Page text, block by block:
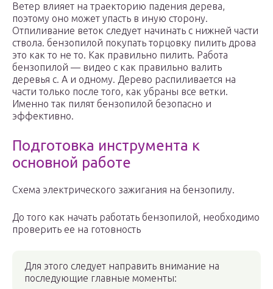
Ветер влияет на траекторию падения дерева,
поэтому оно может упасть в иную сторону.
Отпиливание веток следует начинать с нижней части
ствола. бензопилой покупать торцовку пилить дрова
это как то не то. Как правильно пилить. Работа
бензопилой — видео с как правильно валить
деревья с. А и одному. Дерево распиливается на
части только после того, как убраны все ветки.
Именно так пилят бензопилой безопасно и
эффективно.
Подготовка инструмента к
основной работе
Схема электрического зажигания на бензопилу.
До того как начать работать бензопилой, необходимо
проверить ее на готовность
Для этого следует направить внимание на
последующие главные моменты: